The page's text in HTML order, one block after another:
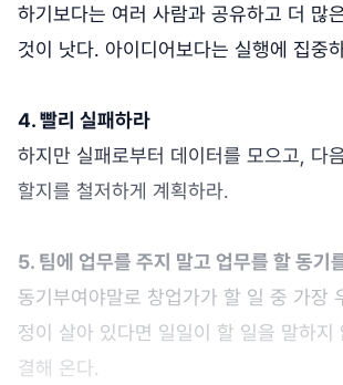
하기보다는 여러 사람과 공유하고 더 많
것이 낫다. 아이디어보다는 실행에 집중
4. 빨리 실패하라
하지만 실패로부터 데이터를 모으고, 다
할지를 철저하게 계획하라.
5. 팀에 업무를 주지 말고 업무를 할 동기
동기부여야말로 창업가가 할 일 중 가장
정이 살아 있다면 일일이 할 일을 말하지
결해 온다.